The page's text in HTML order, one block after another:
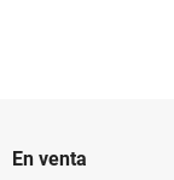
En venta